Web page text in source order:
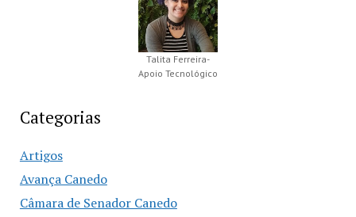
Talita Ferreira-
Apoio Tecnológico
Categorias
Artigos
Avança Canedo
Câmara de Senador Canedo